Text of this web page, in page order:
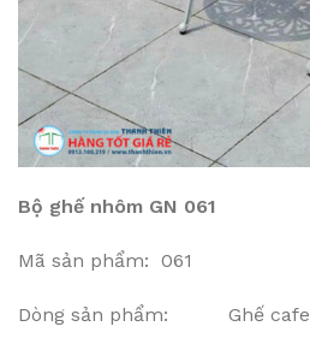
Bộ ghế nhôm GN 061
Mã sản phẩm: 061
Dòng sản phẩm: Ghế cafe